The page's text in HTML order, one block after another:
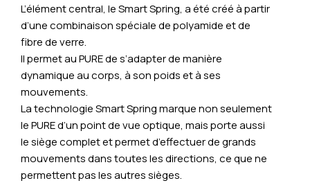
L’élément central, le Smart Spring, a été créé à partir
d’une combinaison spéciale de polyamide et de
fibre de verre.
Il permet au PURE de s’adapter de manière
dynamique au corps, à son poids et à ses
mouvements.
La technologie Smart Spring marque non seulement
le PURE d’un point de vue optique, mais porte aussi
le siège complet et permet d’effectuer de grands
mouvements dans toutes les directions, ce que ne
permettent pas les autres sièges.